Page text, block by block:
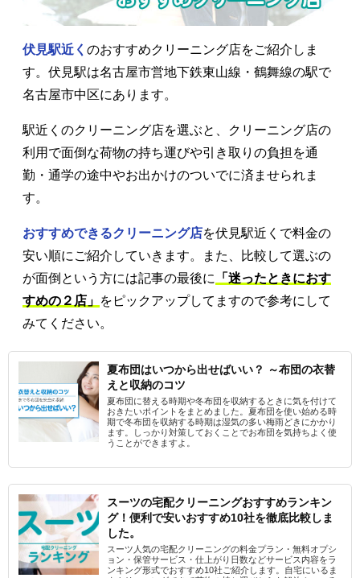
伏見駅近く のおすすめクリーニング店をご紹介しま
す。伏見駅は名古屋市営地下鉄東山線・鶴舞線の駅で
名古屋市中区にあります。
駅近くのクリーニング店を選ぶと、クリーニング店の
利用で面倒な荷物の持ち運びや引き取りの負担を通
勤・通学の途中やお出かけのついでに済ませられま
す。
おすすめできるクリーニング店を伏見駅近くで料金の
安い順にご紹介していきます。また、比較して選ぶの
が面倒という方には記事の最後に
「迷ったときにおす
すめの２店」 をピックアップしてますので参考にして
みてください。
夏布団はいつから出せばいい？ ～布団の衣替
えと収納のコツ
夏布団に替える時期や冬布団を収納するときに気を付けて
おきたいポイントをまとめました。夏布団を使い始める時
期で冬布団を収納する時期は湿気の多い梅雨どきにかかり
ます。しっかり対策しておくことでお布団を気持ちよく使
うことができますよ。
スーツの宅配クリーニングおすすめランキン
グ！便利で安いおすすめ10社を徹底比較しま
した。
スーツ人気の宅配クリーニングの料金プラン・無料オプシ
ョン・保管サービス・仕上がり日数などサービス内容をラ
ンキング形式でおすすめ10社ご紹介します。自宅にいるま